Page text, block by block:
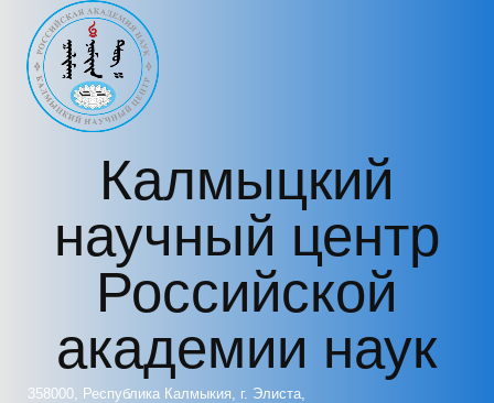
Перейти к основному содержанию
Калмыцкий
научный центр
Российской
академии наук
358000, Республика Калмыкия, г. Элиста,